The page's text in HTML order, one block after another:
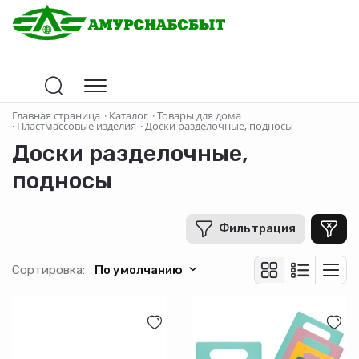
Главная страница · Каталог ·Товары для дома
· Пластмассовые изделия ·Доски разделочные, подносы
Доски разделочные,
подносы
Фильтрация
В рублях
Страна-производитель
Сортировка: По умолчанию